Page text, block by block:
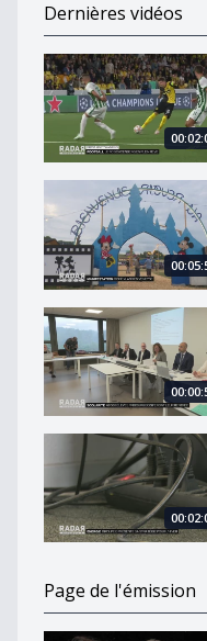
Dernières vidéos
Le FC Schoenberg
Disneyland en
48&#039;000
Groupe E
Page de l'émission